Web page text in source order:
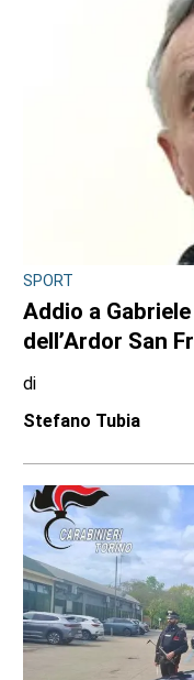
SPORT
Addio a
dell’Ardor San
di
Stefano Tubia